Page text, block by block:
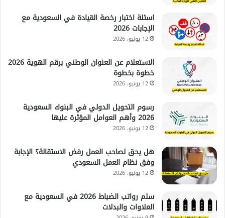
اسئلة اختبار رخصة القيادة في السعودية مع
الإجابات 2026
12 يونيو، 2026
الاستعلام عن العنوان الوطني برقم الهوية 2026
خطوة بخطوة
12 يونيو، 2026
رسوم التحويل الدولي في البنوك السعودية
2026 وأهم العوامل المؤثرة عليها
12 يونيو، 2026
هل يحق لصاحب العمل رفض الاستقالة؟ الإجابة
وفق نظام العمل السعودي
12 يونيو، 2026
سلم رواتب الضباط 2026 في السعودية مع
العلاوات والبدلات